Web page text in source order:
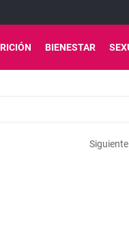
BIENESTAR